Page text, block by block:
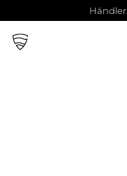
Händler